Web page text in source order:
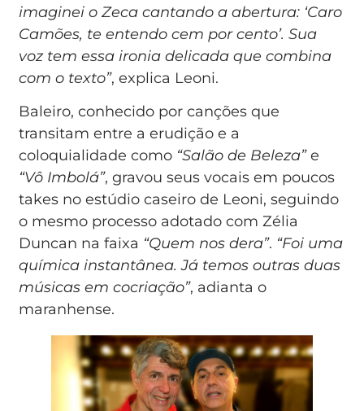
imaginei o Zeca cantando a abertura: ‘Caro
Camões, te entendo cem por cento’. Sua
voz tem essa ironia delicada que combina
com o texto”, explica Leoni.
Baleiro, conhecido por canções que
transitam entre a erudição e a
coloquialidade como “Salão de Beleza”e
“Vô Imbolá”, gravou seus vocais em poucos
takes no estúdio caseiro de Leoni, seguindo
o mesmo processo adotado com Zélia
Duncan na faixa “Quem nos dera”. “Foi uma
química instantânea. Já temos outras duas
músicas em cocriação”, adianta o
maranhense.